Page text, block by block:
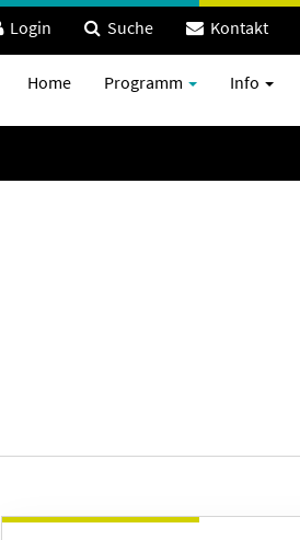
Login Suche Kontakt
Home Programm Info